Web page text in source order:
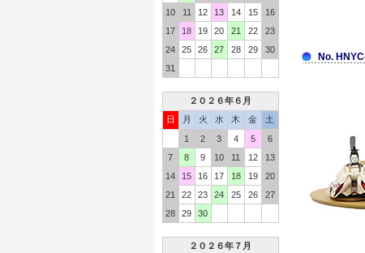
10
11 12 13 14 15
16
17
18 19 20 21 22
23
24
25 26 27 28 29
30
31
２０２６年６月
日
月 火 水 木 金
土
1
2 3 4 5
6
7
8 9 10 11 12
13
14
15 16 17 18 19
20
21
22 23 24 25 26
27
28
29 30
２０２６年７月
No.